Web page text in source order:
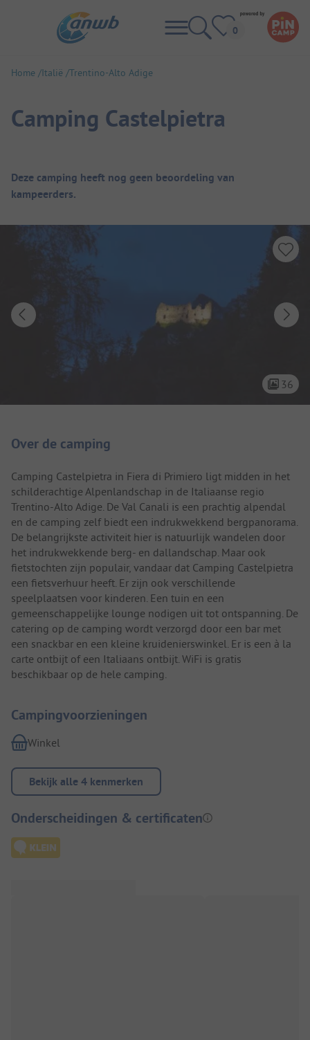
Home Italië Trentino-Alto Adige
Camping Castelpietra
Camping overzicht
Deze camping heeft nog geen beoordeling van
kampeerders.
36
Over de camping
Camping Castelpietra in Fiera di Primiero ligt midden in het
schilderachtige Alpenlandschap in de Italiaanse regio
Trentino-Alto Adige. De Val Canali is een prachtig alpendal
en de camping zelf biedt een indrukwekkend bergpanorama.
De belangrijkste activiteit hier is natuurlijk wandelen door
het indrukwekkende berg- en dallandschap. Maar ook
fietstochten zijn populair, vandaar dat Camping Castelpietra
een fietsverhuur heeft. Er zijn ook verschillende
speelplaatsen voor kinderen. Een tuin en een
gemeenschappelijke lounge nodigen uit tot ontspanning. De
catering op de camping wordt verzorgd door een bar met
een snackbar en een kleine kruidenierswinkel. Er is een à la
carte ontbijt of een Italiaans ontbijt. WiFi is gratis
beschikbaar op de hele camping.
Campingvoorzieningen
Winkel
Bekijk alle 4 kenmerken
Onderscheidingen & certificaten